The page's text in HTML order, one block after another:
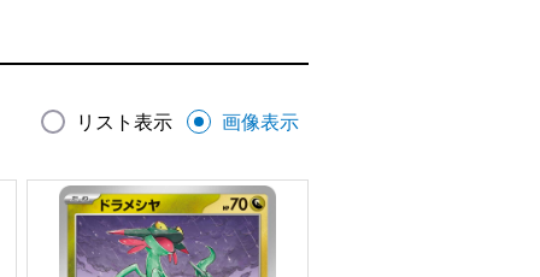
リスト表示 画像表示